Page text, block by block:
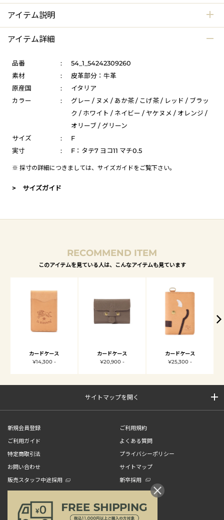
アイテム説明
アイテム詳細
品番 :
54_1_54242309260
素材
:
皮革部分：牛革
原産国
:
イタリア
カラー
:
グレー / ヌメ / あか茶 / こげ茶 / レッド / ブラッ
ク / ホワイト / ネイビー / ヤケヌメ / オレンジ /
オリーブ / グリーン
サイズ
:
F
実寸
: F：タテ7 ヨコ11 マチ0.5
※ 採寸の詳細につきましては、 サイズガイドをご覧下さい。
> サイズガイド
RECOMMEND ITEM
このアイテムを見ている人は、こんなアイテムも見ています
カードケース
¥14,300 -
カードケース
¥20,900 -
カードケース
¥25,300 -
サイトマップを開く
新規会員登録
ご利用規約
ご利用ガイド
よくある質問
特定商取引法
プライバシーポリシー
お問い合わせ
サイトマップ
販売スタッフ中途採用
新卒採用